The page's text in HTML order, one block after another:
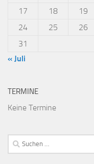
17
18 19
24
25 26
31
« Juli
TERMINE
Keine Termine
Suchen
nach: